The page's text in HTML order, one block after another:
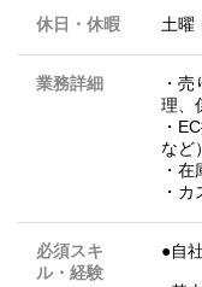
休日・休暇 土曜
業務詳細
・
理、
・
など）
・
・
必須スキ
ル・経験
●自